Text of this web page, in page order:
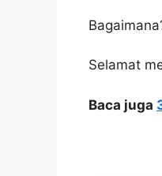
Selamat
Baca juga